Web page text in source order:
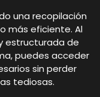
una recopilación
más eficiente. Al
estructurada de
puedes acceder
sin perder
tediosas.